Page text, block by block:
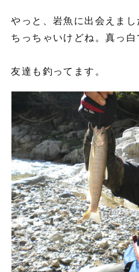
やっと、岩魚に出会えまし
ちっちゃいけどね。真っ白
友達も釣ってます。